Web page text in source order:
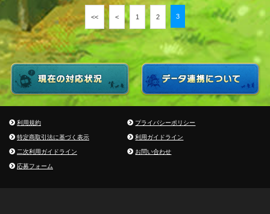
<< < 1 2 3
利用規約
プライバシーポリシー
特定商取引法に基づく表示
利用ガイドライン
二次利用ガイドライン
お問い合わせ
応募フォーム